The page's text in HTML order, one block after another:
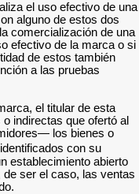
el uso efectivo de una
alguno de estos dos
comercialización de una
efectivo de la marca o si
de estos también
a las pruebas
el titular de esta
indirectas que ofertó al
los bienes o
con su
establecimiento abierto
de ser el caso, las ventas